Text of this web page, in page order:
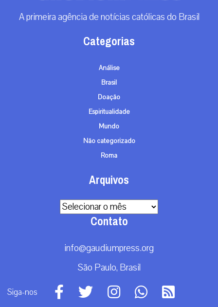
A primeira agência de notícias católicas do Brasil
Categorias
Análise
Brasil
Doação
Espiritualidade
Mundo
Não categorizado
Roma
Arquivos
Arquivos
Contato
info@gaudiumpress.org
São Paulo, Brasil
Siga-nos